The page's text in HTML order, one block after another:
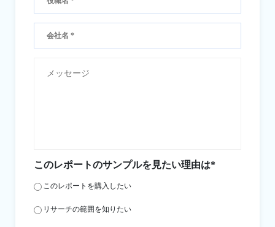
このレポートのサンプルを見たい理由は*
このレポートを購入したい
リサーチの範囲を知りたい